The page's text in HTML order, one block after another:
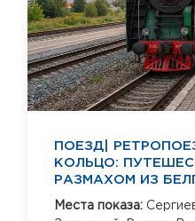
ПОЕЗД|
КОЛЬЦО:
РАЗМАХОМ ИЗ
Места показа: